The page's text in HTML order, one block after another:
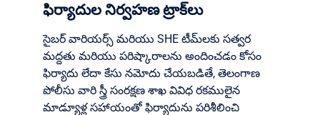
ఫిర్యాదుల నిర్వహణ ట్రాక్‌లు
సైబర్ వారియర్స్ మరియు SHE టీమ్‌లకు సత్వర
మద్దతు మరియు పరిష్కారాలను అందించడం కోసం
ఫిర్యాదు లేదా కేసు నమోదు చేయబడితే, తెలంగాణ
పోలీసు వారి స్త్రీ సంరక్షణ శాఖ వివిధ రకములైన
మాడ్యూళ్ల సహాయంతో ఫిర్యాదును పరిశీలించి